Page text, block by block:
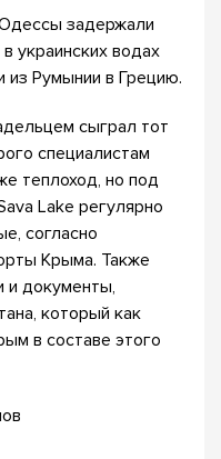
задержали
украинских водах
из Румынии в Грецию.
сыграл тот
специалистам
теплоход, но под
Lake регулярно
согласно
Крыма. Также
и документы,
который как
в составе этого